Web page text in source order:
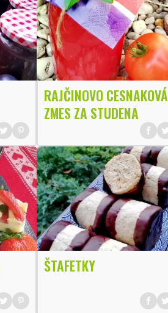
RAJČINOVO CESNAKOVÁ
ZMES ZA STUDENA
ŠTAFETKY